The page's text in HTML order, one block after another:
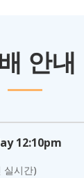
안내
12:10pm
실시간)